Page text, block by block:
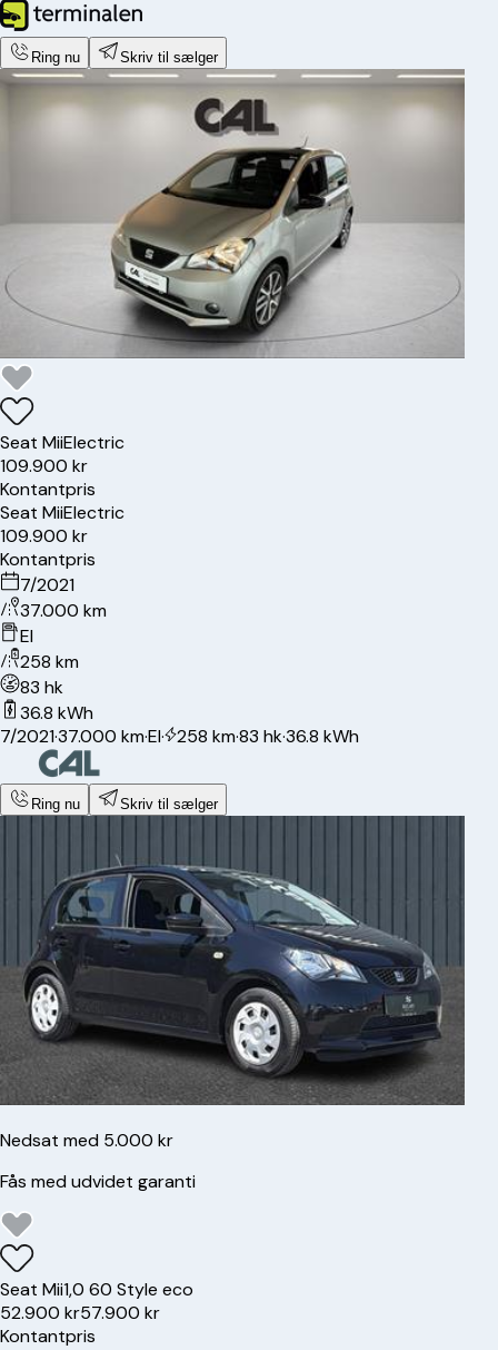
Ring nu Skriv til sælger
Seat MiiElectric
109.900 kr
Kontantpris
Seat MiiElectric
109.900 kr
Kontantpris
7/2021
37.000 km
El
258 km
83 hk
36.8 kWh
7/2021·37.000 km·El· 258 km·83 hk·36.8 kWh
Ring nu Skriv til sælger
Nedsat med 5.000 kr
Fås med udvidet garanti
Seat Mii1,0 60 Style eco
52.900 kr57.900 kr
Kontantpris